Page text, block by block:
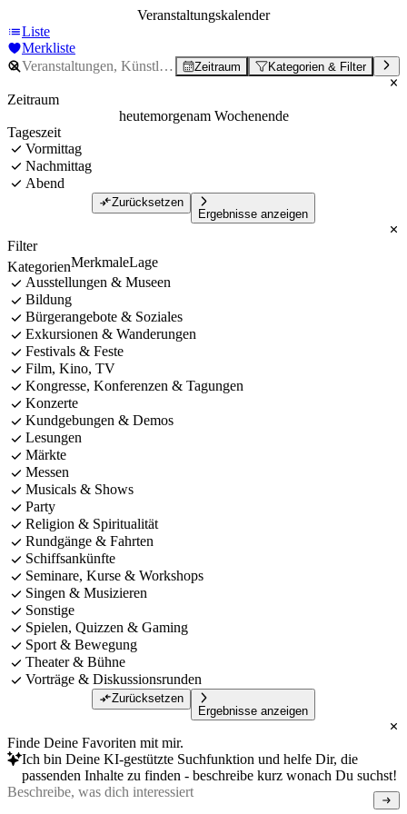
Veranstaltungskalender
Liste
Merkliste
Zeitraum Kategorien & Filter
Zeitraum
heutemorgenam Wochenende
Tageszeit
Vormittag
Nachmittag
Abend
Zurücksetzen
Ergebnisse anzeigen
Filter
KategorienMerkmaleLage
Ausstellungen & Museen
Bildung
Bürgerangebote & Soziales
Exkursionen & Wanderungen
Festivals & Feste
Film, Kino, TV
Kongresse, Konferenzen & Tagungen
Konzerte
Kundgebungen & Demos
Lesungen
Märkte
Messen
Musicals & Shows
Party
Religion & Spiritualität
Rundgänge & Fahrten
Schiffsankünfte
Seminare, Kurse & Workshops
Singen & Musizieren
Sonstige
Spielen, Quizzen & Gaming
Sport & Bewegung
Theater & Bühne
Vorträge & Diskussionsrunden
Zurücksetzen
Ergebnisse anzeigen
Finde Deine Favoriten mit mir.
Ich bin Deine KI-gestützte Suchfunktion und helfe Dir, die
passenden Inhalte zu finden - beschreibe kurz wonach Du suchst!